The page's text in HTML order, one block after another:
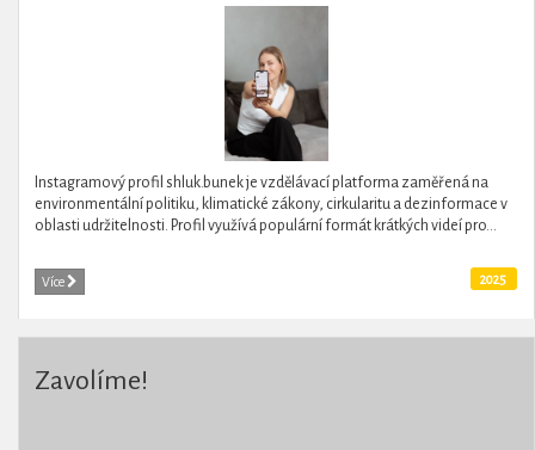
Instagramový profil shluk.bunek je vzdělávací platforma zaměřená na
environmentální politiku, klimatické zákony, cirkularitu a dezinformace v
oblasti udržitelnosti. Profil využívá populární formát krátkých videí pro...
Více 2025
Zavolíme!